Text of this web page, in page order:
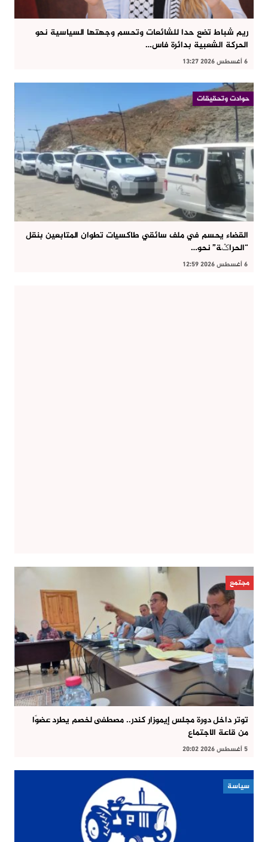
ريم شباط تضع حدا للشائعات وتحسم وجهتها السياسية نحو
الحركة الشعبية بدائرة فاس…
6 أغسطس 2026 13:27
حوادت وتحقيقات
القضاء يحسم في ملف سائقي طاكسيات تطوان المتابعين بنقل
“الحراݣة” نحو…
6 أغسطس 2026 12:59
مجتمع
توتر داخل دورة مجلس إيموزار كندر.. مصطفى لخصم يطرد عضوًا
من قاعة الاجتماع
5 أغسطس 2026 20:02
سياسة